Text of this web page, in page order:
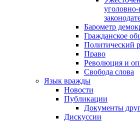
Барометр
Гражданское
Политический
Право
Революция и
Свобода слова
Язык вражды
Новости
Публикации
Документы
Дискуссии